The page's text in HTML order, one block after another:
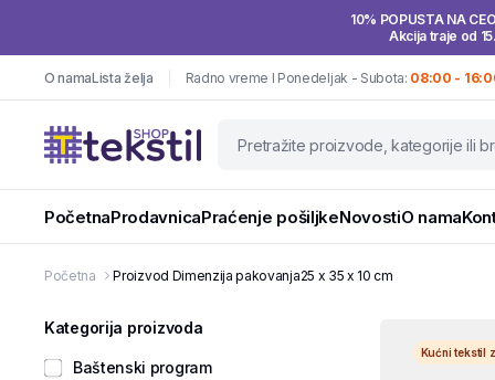
10% POPUSTA NA
Akcija traje od
O namaLista želja Radno vreme I Ponedeljak - Subota: 08:00 -
PočetnaProdavnicaPraćenje pošiljkeNovostiO nama
Početna Proizvod Dimenzija pakovanja25 x 35 x 10 cm
Kućni tekstil
Kategorija proizvoda
Baštenski program